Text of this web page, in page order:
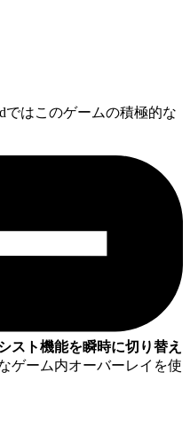
ではこのゲームの積極的な
スト機能を瞬時に切り替え
ゲーム内オーバーレイを使